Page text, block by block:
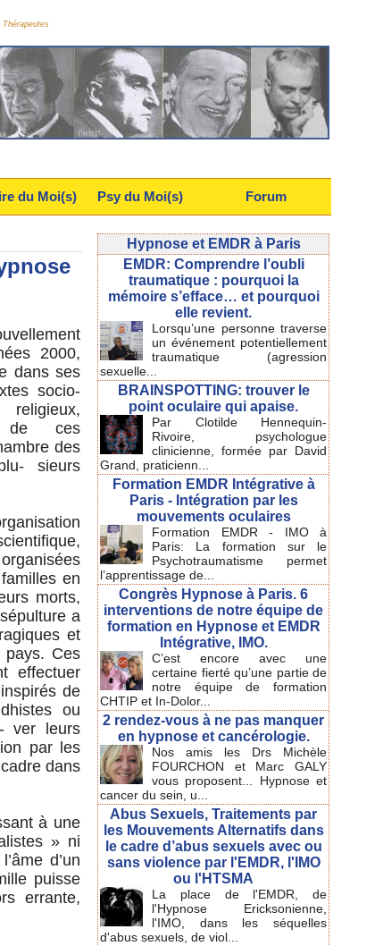
du Moi(s) Psy du Moi(s) Forum
2000,
dans ses
socio-
de ces
des
sieurs
en
morts,
a
et
Ces
effectuer
de
ou
ver leurs
par les
dans
à une
» ni
d’un
puisse
errante,
Hypnose et EMDR à Paris
EMDR: Comprendre l’oubli
traumatique : pourquoi la
mémoire s’efface… et pourquoi
elle revient.
Lorsqu’une personne traverse
un événement potentiellement
traumatique (agression
sexuelle...
BRAINSPOTTING: trouver le
point oculaire qui apaise.
Par Clotilde Hennequin-
Rivoire, psychologue
clinicienne, formée par David
Grand, praticienn...
Formation EMDR Intégrative à
Paris - Intégration par les
mouvements oculaires
Formation EMDR - IMO à
Paris: La formation sur le
Psychotraumatisme permet
l’apprentissage de...
Congrès Hypnose à Paris. 6
interventions de notre équipe de
formation en Hypnose et EMDR
Intégrative, IMO.
C’est encore avec une
certaine fierté qu’une partie de
notre équipe de formation
CHTIP et In-Dolor...
2 rendez-vous à ne pas manquer
en hypnose et cancérologie.
Nos amis les Drs Michèle
FOURCHON et Marc GALY
vous proposent... Hypnose et
cancer du sein, u...
Abus Sexuels, Traitements par
les Mouvements Alternatifs dans
le cadre d’abus sexuels avec ou
sans violence par l'EMDR, l'IMO
ou l'HTSMA
La place de l'EMDR, de
l'Hypnose Ericksonienne,
l'IMO, dans les séquelles
d'abus sexuels, de viol...